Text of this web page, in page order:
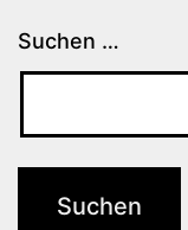
Suchen …